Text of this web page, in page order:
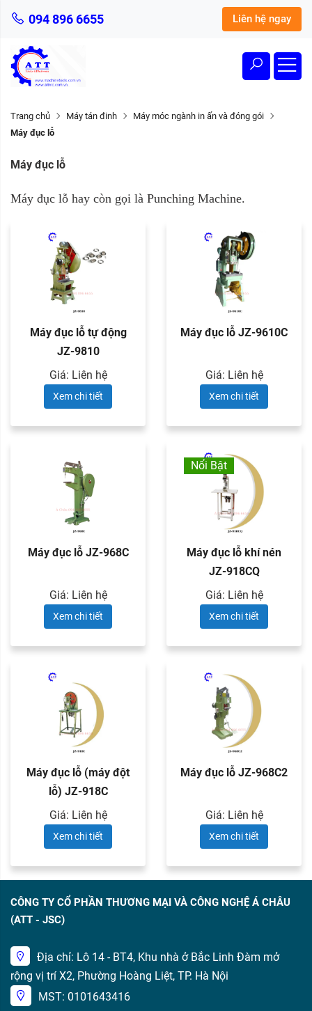
094 896 6655 Liên hệ ngay
Trang chủ Máy tán đinh
Máy móc ngành in ấn và đóng gói
Máy đục lỗ
Máy đục lỗ
Máy đục lỗ hay còn gọi là Punching Machine.
Máy đục lỗ tự động
JZ-9810
Giá: Liên hệ
Xem chi tiết
Máy đục lỗ JZ-9610C
Giá: Liên hệ
Xem chi tiết
Máy đục lỗ JZ-968C
Giá: Liên hệ
Xem chi tiết
Nổi Bật
Máy đục lỗ khí nén
JZ-918CQ
Giá: Liên hệ
Xem chi tiết
Máy đục lỗ (máy đột
lỗ) JZ-918C
Giá: Liên hệ
Xem chi tiết
Máy đục lỗ JZ-968C2
Giá: Liên hệ
Xem chi tiết
CÔNG TY CỔ PHẦN THƯƠNG MẠI VÀ CÔNG NGHỆ Á CHÂU
(ATT - JSC)
Địa chỉ: Lô 14 - BT4, Khu nhà ở Bắc Linh Đàm mở
rộng vị trí X2, Phường Hoàng Liệt, TP. Hà Nội
MST: 0101643416